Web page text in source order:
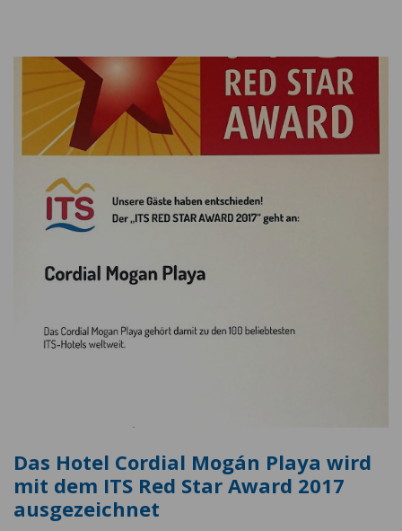
Das Hotel Cordial Mogán Playa wird
mit dem ITS Red Star Award 2017
ausgezeichnet